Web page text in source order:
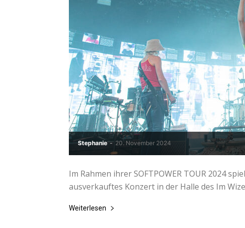
Stephanie - 20. November 2024
Im Rahmen ihrer SOFTPOWER TOUR 2024
ausverkauftes Konzert in der Halle des Im
Weiterlesen